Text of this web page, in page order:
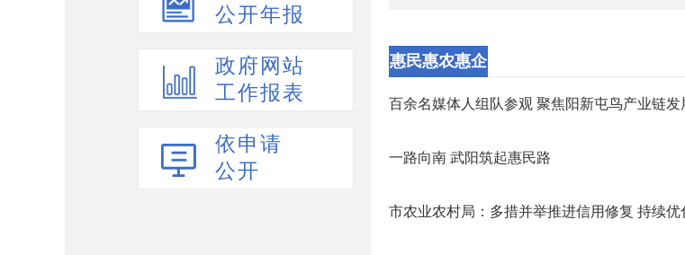
公开年报
政府网站
工作报表
依申请
公开
惠民惠农惠企
政策
百余名媒体人组队参观 聚焦阳新屯鸟产业链发
一路向南 武阳筑起惠民路
市农业农村局：多措并举推进信用修复 持续优